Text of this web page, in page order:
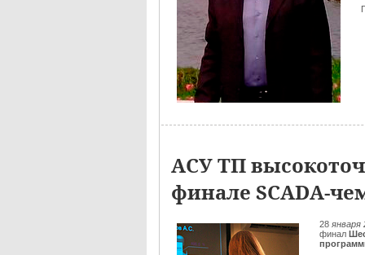
АСУ ТП
финале SCADA-
28 января
финал